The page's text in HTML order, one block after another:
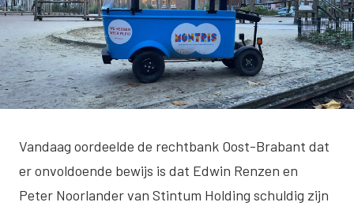
Vandaag oordeelde de rechtbank Oost-Brabant dat
er onvoldoende bewijs is dat Edwin Renzen en
Peter Noorlander van Stintum Holding schuldig zijn